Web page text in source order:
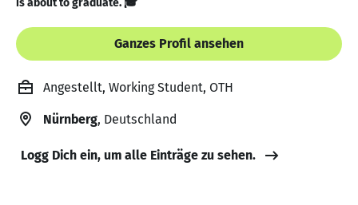
Ganzes Profil ansehen
Angestellt, Working Student, OTH
Nürnberg, Deutschland
Logg Dich ein, um alle Einträge zu sehen.